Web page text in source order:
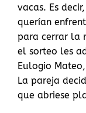
vacas. Es
querían
para cerrar la
el sorteo les
Eulogio
La pareja
que abriese